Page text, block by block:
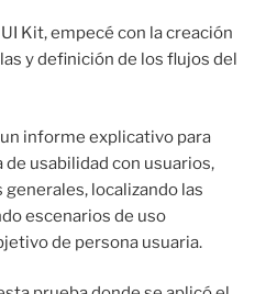
Kit, empecé con la creación
y definición de los flujos del
informe explicativo para
de usabilidad con usuarios,
localizando las
escenarios de uso
de persona usuaria.